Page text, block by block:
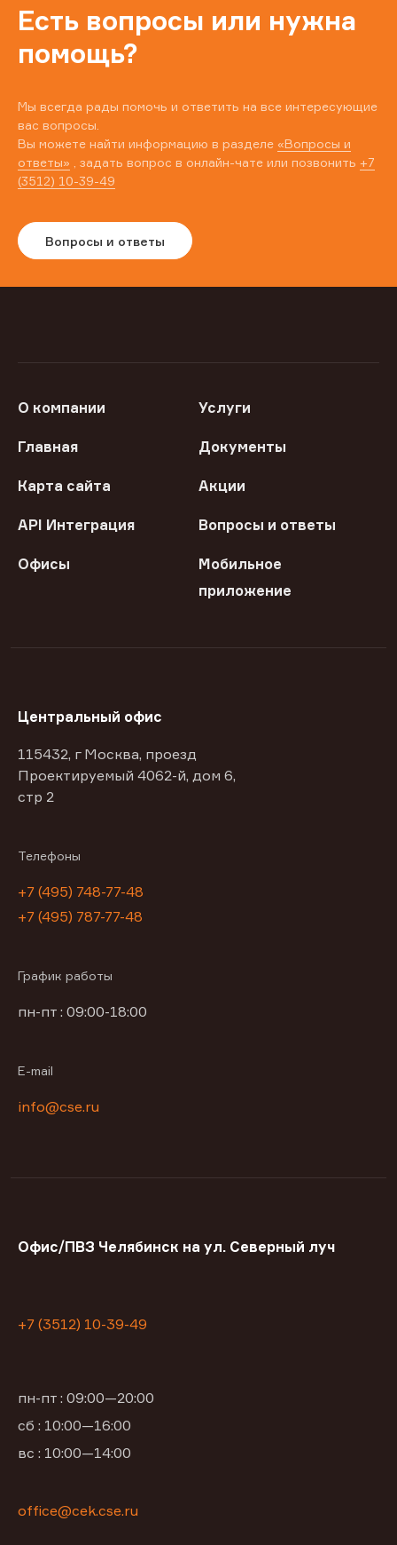
Есть вопросы или нужна
помощь?
Мы всегда рады помочь и ответить на все интересующие
вас вопросы.
Вы можете найти информацию в разделе «Вопросы и
ответы» , задать вопрос в онлайн-чате или позвонить +7
(3512) 10-39-49
Вопросы и ответы
О компании Услуги
Главная Документы
Карта сайта Акции
API Интеграция Вопросы и ответы
Офисы
Мобильное
приложение
Центральный офис
115432, г Москва, проезд
Проектируемый 4062-й, дом 6,
стр 2
Телефоны
+7 (495) 748-77-48
+7 (495) 787-77-48
График работы
пн-пт : 09:00-18:00
E-mail
info@cse.ru
Офис/ПВЗ Челябинск на ул. Северный луч
+7 (3512) 10-39-49
пн-пт : 09:00—20:00
сб : 10:00—16:00
вс : 10:00—14:00
office@cek.cse.ru